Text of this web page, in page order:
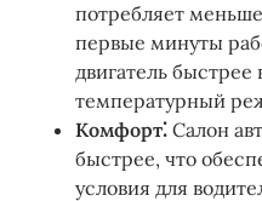
потребляет
первые минуты
двигатель
температурный
Комфорт⁚ Салон
быстрее, что
условия для